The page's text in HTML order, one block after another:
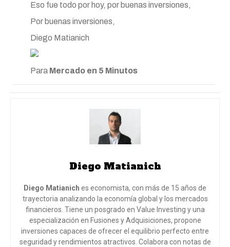
Eso fue todo por hoy, por buenas inversiones,
Por buenas inversiones,
Diego Matianich
Para Mercado en 5 Minutos
Diego Matianich
Diego Matianich es economista, con más de 15 años de
trayectoria analizando la economía global y los mercados
financieros. Tiene un posgrado en Value Investing y una
especialización en Fusiones y Adquisiciones, propone
inversiones capaces de ofrecer el equilibrio perfecto entre
seguridad y rendimientos atractivos. Colabora con notas de